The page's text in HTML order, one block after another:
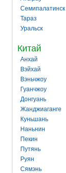
Семипалатинск
Тараз
Уральск
Китай
Анхай
Вэйхай
Вэньчжоу
Гуанчжоу
Донгуань
Жанджиаганге
Куньшань
Наньнин
Пекин
Путянь
Руян
Сямэнь